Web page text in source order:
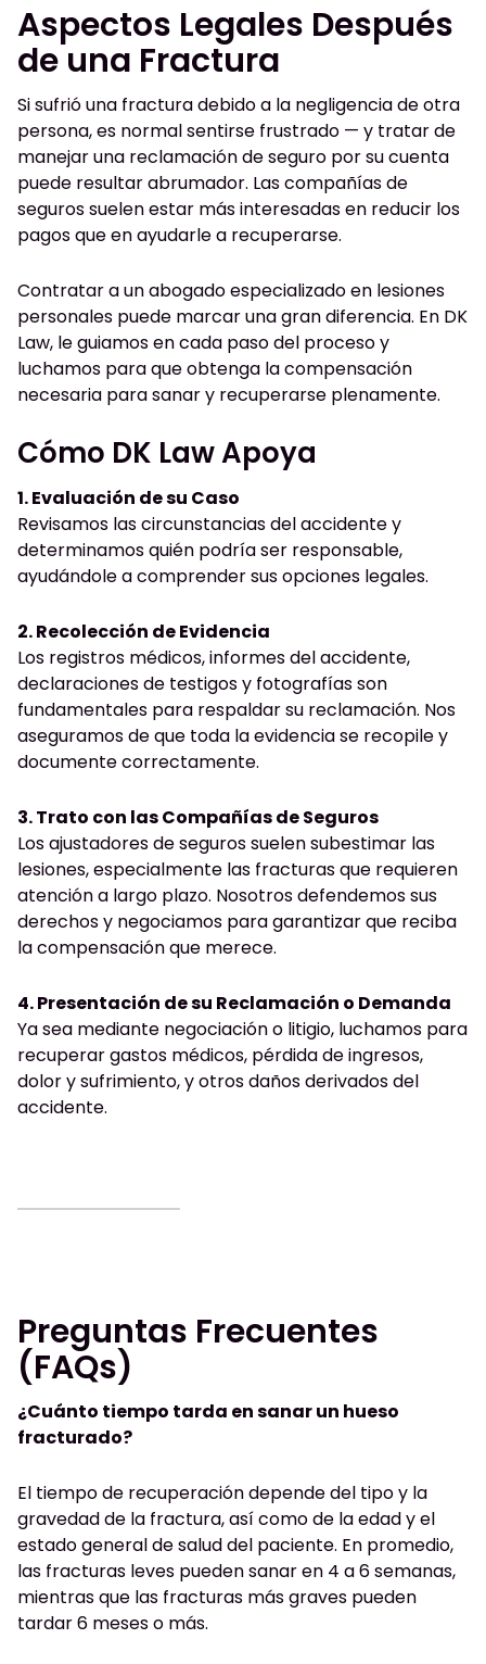
Aspectos Legales Después
de una Fractura
Si sufrió una fractura debido a la negligencia de otra
persona, es normal sentirse frustrado — y tratar de
manejar una reclamación de seguro por su cuenta
puede resultar abrumador. Las compañías de
seguros suelen estar más interesadas en reducir los
pagos que en ayudarle a recuperarse.
Contratar a un abogado especializado en lesiones
personales puede marcar una gran diferencia. En DK
Law, le guiamos en cada paso del proceso y
luchamos para que obtenga la compensación
necesaria para sanar y recuperarse plenamente.
Cómo DK Law Apoya
1. Evaluación de su Caso
Revisamos las circunstancias del accidente y
determinamos quién podría ser responsable,
ayudándole a comprender sus opciones legales.
2. Recolección de Evidencia
Los registros médicos, informes del accidente,
declaraciones de testigos y fotografías son
fundamentales para respaldar su reclamación. Nos
aseguramos de que toda la evidencia se recopile y
documente correctamente.
3. Trato con las Compañías de Seguros
Los ajustadores de seguros suelen subestimar las
lesiones, especialmente las fracturas que requieren
atención a largo plazo. Nosotros defendemos sus
derechos y negociamos para garantizar que reciba
la compensación que merece.
4. Presentación de su Reclamación o Demanda
Ya sea mediante negociación o litigio, luchamos para
recuperar gastos médicos, pérdida de ingresos,
dolor y sufrimiento, y otros daños derivados del
accidente.
Preguntas Frecuentes
(FAQs)
¿Cuánto tiempo tarda en sanar un hueso
fracturado?
El tiempo de recuperación depende del tipo y la
gravedad de la fractura, así como de la edad y el
estado general de salud del paciente. En promedio,
las fracturas leves pueden sanar en 4 a 6 semanas,
mientras que las fracturas más graves pueden
tardar 6 meses o más.